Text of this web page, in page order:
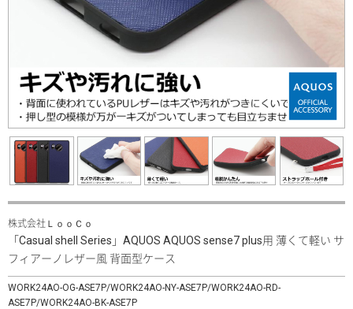
株式会社ＬｏｏＣｏ
「Casual shell Series」AQUOS AQUOS sense7 plus用 薄くて軽い サ
フィアーノレザー風 背面型ケース
WORK24AO-OG-ASE7P/WORK24AO-NY-ASE7P/WORK24AO-RD-
ASE7P/WORK24AO-BK-ASE7P